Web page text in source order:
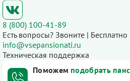
8 (800) 100-41-89
Есть вопросы? Звоните |
info@vsepansionati.ru
Техническая поддержка
Поможем подобрать